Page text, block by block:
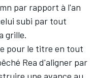
par rapport à l'an
subi par tout
grille.
pour le titre en tout
Rea d'aligner par